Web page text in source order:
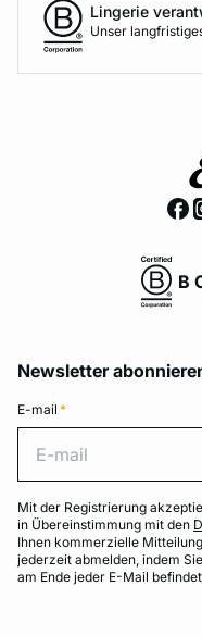
Lingerie
Unser
B
Newsletter
E-mail *
Mit der Registrierung
in Übereinstimmung mit den
Ihnen kommerzielle
jederzeit abmelden, indem
am Ende jeder E-Mail